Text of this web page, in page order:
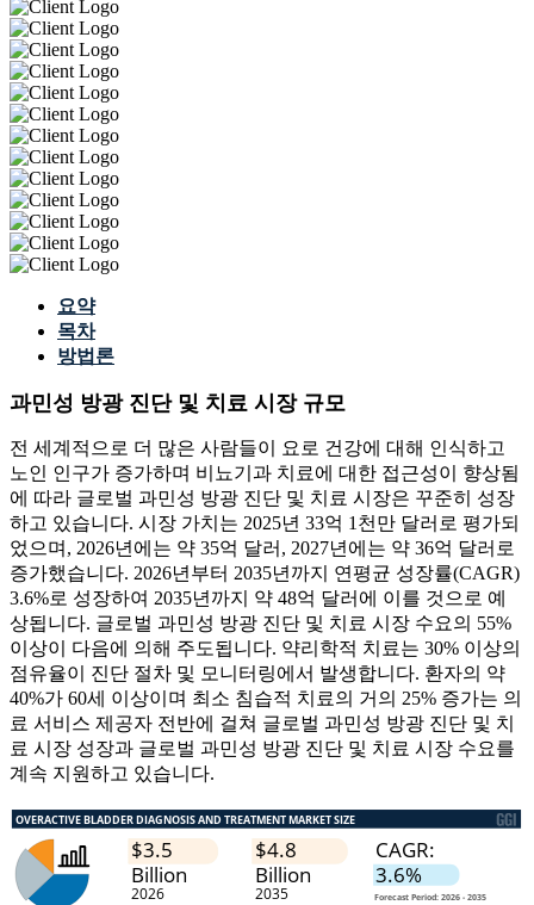
요약
목차
방법론
과민성 방광 진단 및 치료 시장 규모
전 세계적으로 더 많은 사람들이 요로 건강에 대해 인식하고
노인 인구가 증가하며 비뇨기과 치료에 대한 접근성이 향상됨
에 따라 글로벌 과민성 방광 진단 및 치료 시장은 꾸준히 성장
하고 있습니다. 시장 가치는 2025년 33억 1천만 달러로 평가되
었으며, 2026년에는 약 35억 달러, 2027년에는 약 36억 달러로
증가했습니다. 2026년부터 2035년까지 연평균 성장률(CAGR)
3.6%로 성장하여 2035년까지 약 48억 달러에 이를 것으로 예
상됩니다. 글로벌 과민성 방광 진단 및 치료 시장 수요의 55%
이상이 다음에 의해 주도됩니다. 약리학적 치료는 30% 이상의
점유율이 진단 절차 및 모니터링에서 발생합니다. 환자의 약
40%가 60세 이상이며 최소 침습적 치료의 거의 25% 증가는 의
료 서비스 제공자 전반에 걸쳐 글로벌 과민성 방광 진단 및 치
료 시장 성장과 글로벌 과민성 방광 진단 및 치료 시장 수요를
계속 지원하고 있습니다.